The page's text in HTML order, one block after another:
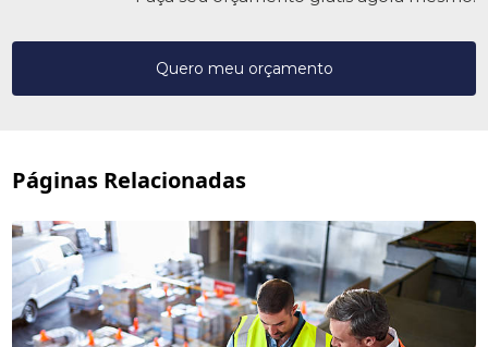
Quero meu orçamento
Páginas Relacionadas